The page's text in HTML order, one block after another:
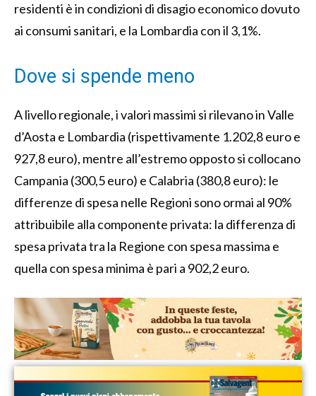
residenti è in condizioni di disagio economico dovuto
ai consumi sanitari, e la Lombardia con il 3,1%.
Dove si spende meno
A livello regionale, i valori massimi si rilevano in Valle
d’Aosta e Lombardia (rispettivamente 1.202,8 euro e
927,8 euro), mentre all’estremo opposto si collocano
Campania (300,5 euro) e Calabria (380,8 euro): le
differenze di spesa nelle Regioni sono ormai al 90%
attribuibile alla componente privata: la differenza di
spesa privata tra la Regione con spesa massima e
quella con spesa minima è pari a 902,2 euro.